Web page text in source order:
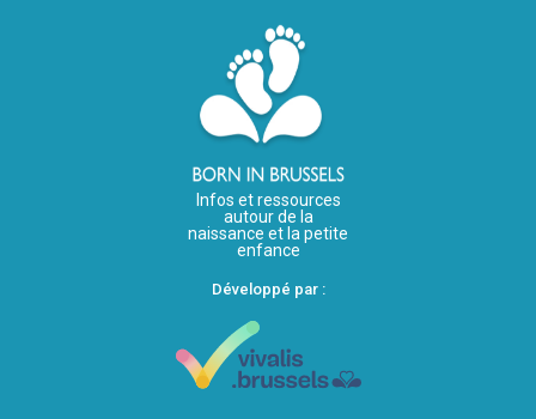
Infos et ressources
autour de la
naissance et la petite
enfance
Développé par :